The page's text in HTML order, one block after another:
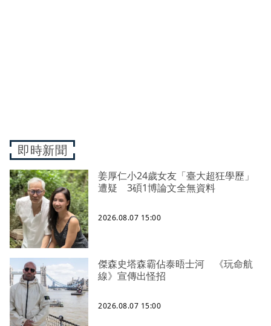
即時新聞
姜厚仁小24歲女友「臺大超狂學歷」
遭疑 3碩1博論文全無資料
2026.08.07 15:00
傑森史塔森霸佔泰晤士河 《玩命航
線》宣傳出怪招
2026.08.07 15:00